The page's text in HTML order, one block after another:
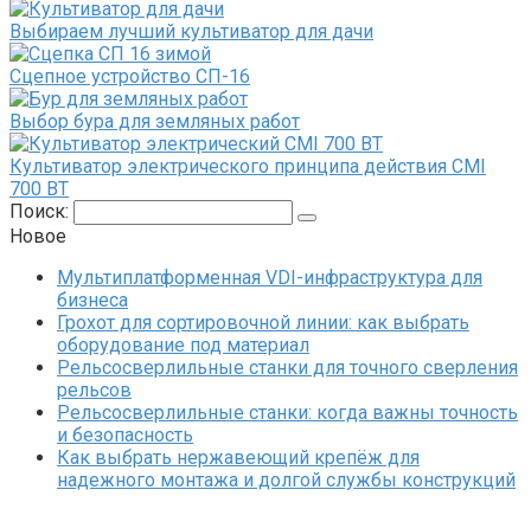
Выбираем лучший культиватор для дачи
Сцепное устройство СП-16
Выбор бура для земляных работ
Культиватор электрического принципа действия CMI
700 ВТ
Поиск:
Новое
Мультиплатформенная VDI-инфраструктура для
бизнеса
Грохот для сортировочной линии: как выбрать
оборудование под материал
Рельсосверлильные станки для точного сверления
рельсов
Рельсосверлильные станки: когда важны точность
и безопасность
Как выбрать нержавеющий крепёж для
надежного монтажа и долгой службы конструкций